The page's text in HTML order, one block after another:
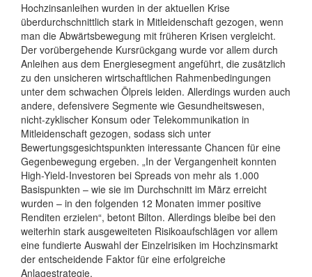
Hochzinsanleihen wurden in der aktuellen Krise
überdurchschnittlich stark in Mitleidenschaft gezogen, wenn
man die Abwärtsbewegung mit früheren Krisen vergleicht.
Der vorübergehende Kursrückgang wurde vor allem durch
Anleihen aus dem Energiesegment angeführt, die zusätzlich
zu den unsicheren wirtschaftlichen Rahmenbedingungen
unter dem schwachen Ölpreis leiden. Allerdings wurden auch
andere, defensivere Segmente wie Gesundheitswesen,
nicht-zyklischer Konsum oder Telekommunikation in
Mitleidenschaft gezogen, sodass sich unter
Bewertungsgesichtspunkten interessante Chancen für eine
Gegenbewegung ergeben. „In der Vergangenheit konnten
High-Yield-Investoren bei Spreads von mehr als 1.000
Basispunkten – wie sie im Durchschnitt im März erreicht
wurden – in den folgenden 12 Monaten immer positive
Renditen erzielen“, betont Bilton. Allerdings bleibe bei den
weiterhin stark ausgeweiteten Risikoaufschlägen vor allem
eine fundierte Auswahl der Einzelrisiken im Hochzinsmarkt
der entscheidende Faktor für eine erfolgreiche
Anlagestrategie.